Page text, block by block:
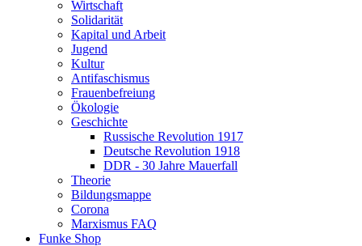
Wirtschaft
Solidarität
Kapital und Arbeit
Jugend
Kultur
Antifaschismus
Frauenbefreiung
Ökologie
Geschichte
Russische Revolution 1917
Deutsche Revolution 1918
DDR - 30 Jahre Mauerfall
Theorie
Bildungsmappe
Corona
Marxismus FAQ
Funke Shop